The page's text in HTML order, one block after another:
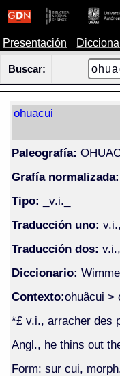
Presentación
Buscar:
ohuacui
Paleografía:
Grafía normalizada:
Tipo: _v.i._
Traducción uno:
Traducción dos:
Diccionario:
Contexto:ohuâcui >
*£ v.i., arracher des
Angl., he thins out
Form: sur cui,